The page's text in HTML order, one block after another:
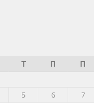
Τ Π Π
5 6 7